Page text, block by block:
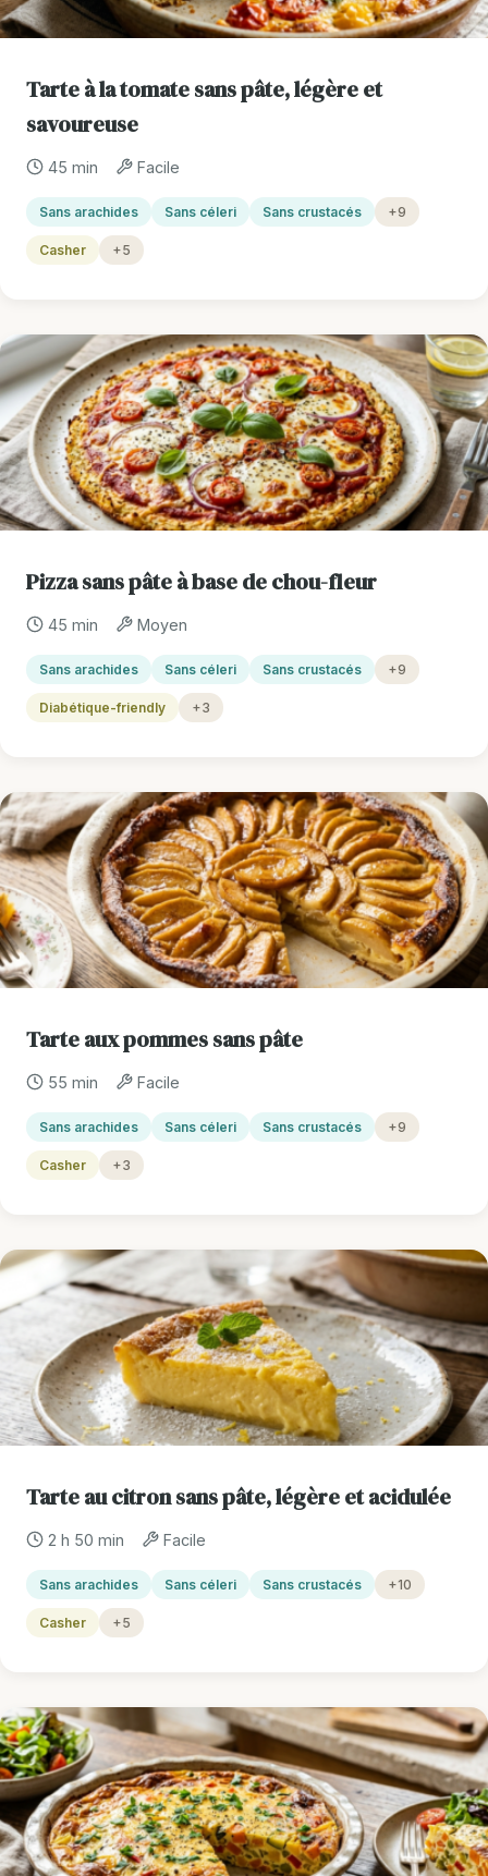
Tarte à la tomate sans pâte, légère et
savoureuse
45 min Facile
Sans arachides Sans céleri Sans crustacés +9
Casher +5
Pizza sans pâte à base de chou-fleur
45 min Moyen
Sans arachides Sans céleri Sans crustacés +9
Diabétique-friendly +3
Tarte aux pommes sans pâte
55 min Facile
Sans arachides Sans céleri Sans crustacés +9
Casher +3
Tarte au citron sans pâte, légère et acidulée
2 h 50 min Facile
Sans arachides Sans céleri Sans crustacés +10
Casher +5